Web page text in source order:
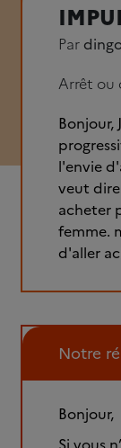
Par
Arrêt ou
Bonjour,
l'envie
veut
acheter
femme.
d'aller
Notre
Bonjour,